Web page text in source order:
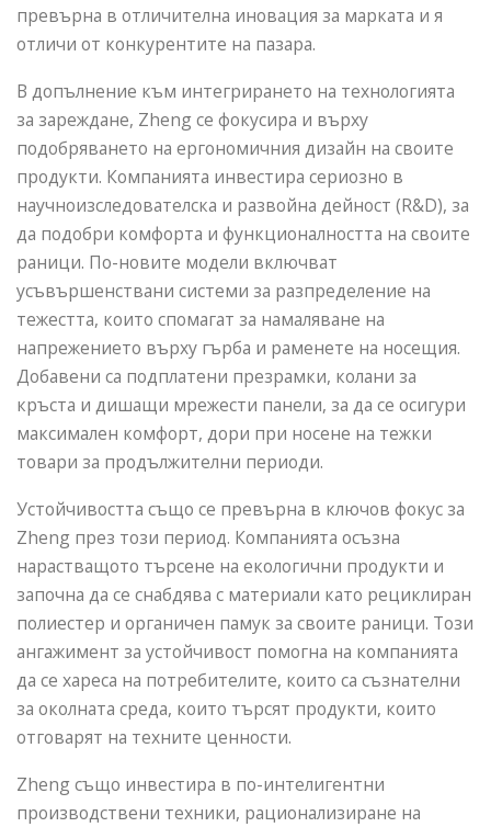
превърна в отличителна иновация за марката и я
отличи от конкурентите на пазара.
В допълнение към интегрирането на технологията
за зареждане, Zheng се фокусира и върху
подобряването на ергономичния дизайн на своите
продукти. Компанията инвестира сериозно в
научноизследователска и развойна дейност (R&D), за
да подобри комфорта и функционалността на своите
раници. По-новите модели включват
усъвършенствани системи за разпределение на
тежестта, които спомагат за намаляване на
напрежението върху гърба и раменете на носещия.
Добавени са подплатени презрамки, колани за
кръста и дишащи мрежести панели, за да се осигури
максимален комфорт, дори при носене на тежки
товари за продължителни периоди.
Устойчивостта също се превърна в ключов фокус за
Zheng през този период. Компанията осъзна
нарастващото търсене на екологични продукти и
започна да се снабдява с материали като рециклиран
полиестер и органичен памук за своите раници. Този
ангажимент за устойчивост помогна на компанията
да се хареса на потребителите, които са съзнателни
за околната среда, които търсят продукти, които
отговарят на техните ценности.
Zheng също инвестира в по-интелигентни
производствени техники, рационализиране на